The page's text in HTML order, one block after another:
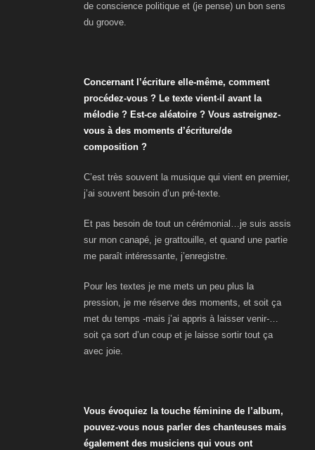
de conscience politique et (je pense) un bon sens
du groove.
Concernant l’écriture elle-même, comment
procédez-vous ? Le texte vient-il avant la
mélodie ? Est-ce aléatoire ? Vous astreignez-
vous à des moments d’écriture/de
composition ?
C’est très souvent la musique qui vient en premier,
j’ai souvent besoin d’un pré-texte.
Et pas besoin de tout un cérémonial…je suis assis
sur mon canapé, je grattouille, et quand une partie
me paraît intéressante, j’enregistre.
Pour les textes je me mets un peu plus la
pression, je me réserve des moments, et soit ça
met du temps -mais j’ai appris à laisser venir-…
soit ça sort d’un coup et je laisse sortir tout ça
avec joie.
Vous évoquiez la touche féminine de l’album,
pouvez-vous nous parler des chanteuses mais
également des musiciens qui vous ont